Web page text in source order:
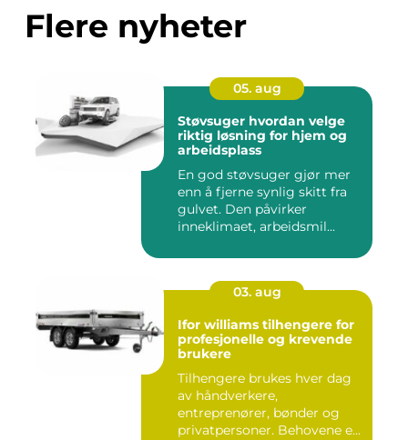
Flere nyheter
05. aug
Støvsuger hvordan velge
riktig løsning for hjem og
arbeidsplass
En god støvsuger gjør mer
enn å fjerne synlig skitt fra
gulvet. Den påvirker
inneklimaet, arbeidsmil...
03. aug
Ifor williams tilhengere for
profesjonelle og krevende
brukere
Tilhengere brukes hver dag
av håndverkere,
entreprenører, bønder og
privatpersoner. Behovene er